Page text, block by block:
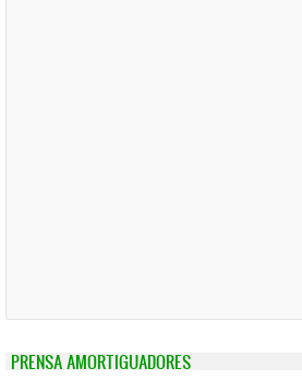
PRENSA AMORTIGUADORES